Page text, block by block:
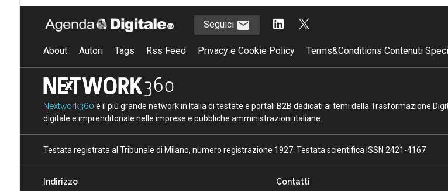
Seguici
About Autori Tags Rss Feed Privacy e Cookie Policy Terms&Conditions Contenuti
Nextwork360 è il più grande network in Italia di testate e portali B2B dedicati ai temi della Trasformazione
digitale e imprenditoriale nelle imprese e pubbliche amministrazioni italiane.
Testata registrata al Tribunale di Milano, numero registrazione 1927. Testata scientifica ISSN 2421-4167
Indirizzo Contatti